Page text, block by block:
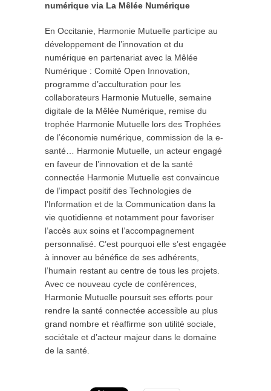
numérique via La Mêlée Numérique
En Occitanie, Harmonie Mutuelle participe au
développement de l’innovation et du
numérique en partenariat avec la Mêlée
Numérique : Comité Open Innovation,
programme d’acculturation pour les
collaborateurs Harmonie Mutuelle, semaine
digitale de la Mêlée Numérique, remise du
trophée Harmonie Mutuelle lors des Trophées
de l’économie numérique, commission de la e-
santé… Harmonie Mutuelle, un acteur engagé
en faveur de l’innovation et de la santé
connectée Harmonie Mutuelle est convaincue
de l’impact positif des Technologies de
l’Information et de la Communication dans la
vie quotidienne et notamment pour favoriser
l’accès aux soins et l’accompagnement
personnalisé. C’est pourquoi elle s’est engagée
à innover au bénéfice de ses adhérents,
l’humain restant au centre de tous les projets.
Avec ce nouveau cycle de conférences,
Harmonie Mutuelle poursuit ses efforts pour
rendre la santé connectée accessible au plus
grand nombre et réaffirme son utilité sociale,
sociétale et d’acteur majeur dans le domaine
de la santé.